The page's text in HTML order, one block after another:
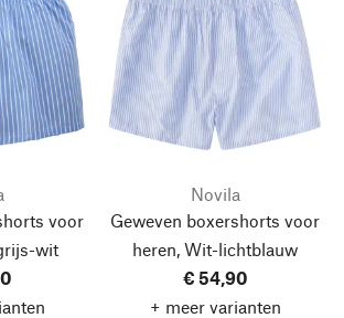
voor
wit
Novila
Geweven boxershorts voor
heren, Wit-lichtblauw
€ 54,90
+ meer varianten